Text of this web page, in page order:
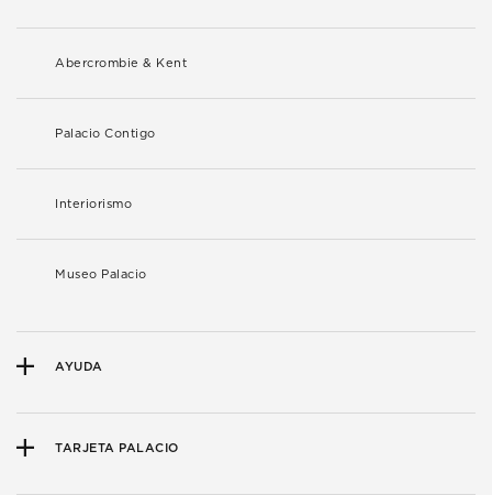
Abercrombie & Kent
Palacio Contigo
Interiorismo
Museo Palacio
AYUDA
TARJETA PALACIO